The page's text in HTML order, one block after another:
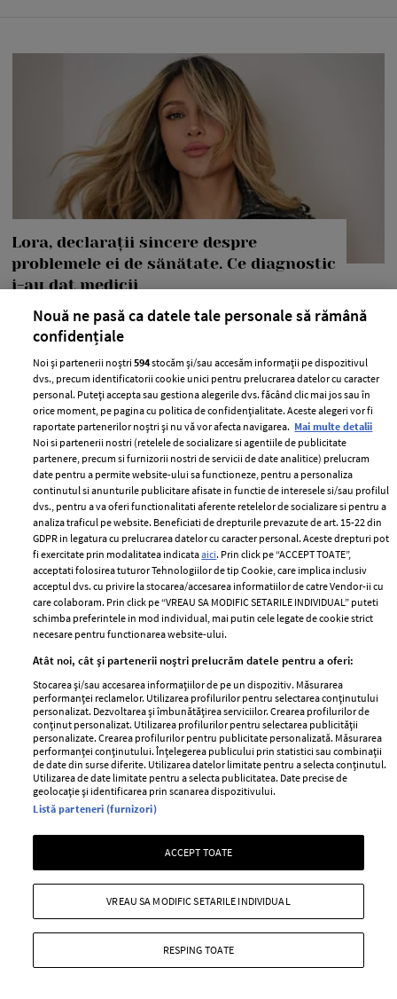
Lora, declarații sincere despre
problemele ei de sănătate. Ce diagnostic
i-au dat medicii
PEOPLE 06 august 2026
Lora a dezvăluit că se confruntă cu mai multe probleme
de sănătate.
+ MAI MULTE
Situația neplăcută prin care a trecut
Anca Serea în timpul călătoriei cu
trenul în Italia, alături de copii: "Suntem
șocați, nu știm ce putem să facem..."
PEOPLE 06 august 2026
Anca Serea a povestit pe rețelele de socializare o situație
extrem de neplăcută prin care ea și copiii ei au trecut.
+ MAI MULTE
Nouă ne pasă ca datele tale personale să rămână
confidențiale
Noi și partenerii noștri594stocăm și/sau accesăm informații pe dispozitivul
dvs., precum identificatorii cookie unici pentru prelucrarea datelor cu caracter
personal. Puteți accepta sau gestiona alegerile dvs. făcând clic mai jos sau în
orice moment, pe pagina cu politica de confidențialitate. Aceste alegeri vor fi
raportate partenerilor noștri și nu vă vor afecta navigarea. Mai multe detalii
Noi si partenerii nostri (retelele de socializare si agentiile de publicitate
partenere, precum si furnizorii nostri de servicii de date analitice) prelucram
date pentru a permite website-ului sa functioneze, pentru a personaliza
continutul si anunturile publicitare afisate in functie de interesele si/sau profilul
dvs., pentru a va oferi functionalitati aferente retelelor de socializare si pentru a
analiza traficul pe website. Beneficiati de drepturile prevazute de art. 15-22 din
GDPR in legatura cu prelucrarea datelor cu caracter personal. Aceste drepturi pot
fi exercitate prin modalitatea indicataaici. Prin click pe “ACCEPT TOATE”,
acceptati folosirea tuturor Tehnologiilor de tip Cookie, care implica inclusiv
acceptul dvs. cu privire la stocarea/accesarea informatiilor de catre Vendor-ii cu
care colaboram. Prin click pe “VREAU SA MODIFIC SETARILE INDIVIDUAL” puteti
schimba preferintele in mod individual, mai putin cele legate de cookie strict
necesare pentru functionarea website-ului.
Atât noi, cât și partenerii noștri prelucrăm datele pentru a oferi:
Stocarea și/sau accesarea informațiilor de pe un dispozitiv. Măsurarea
performanței reclamelor. Utilizarea profilurilor pentru selectarea conținutului
personalizat. Dezvoltarea și îmbunătățirea serviciilor. Crearea profilurilor de
conținut personalizat. Utilizarea profilurilor pentru selectarea publicității
personalizate. Crearea profilurilor pentru publicitate personalizată. Măsurarea
performanței conținutului. Înțelegerea publicului prin statistici sau combinații
de date din surse diferite. Utilizarea datelor limitate pentru a selecta conținutul.
Utilizarea de date limitate pentru a selecta publicitatea. Date precise de
geolocație și identificarea prin scanarea dispozitivului.
Listă parteneri (furnizori)
ACCEPT TOATE
RESPING TOATE
VREAU SA MODIFIC SETARILE INDIVIDUAL